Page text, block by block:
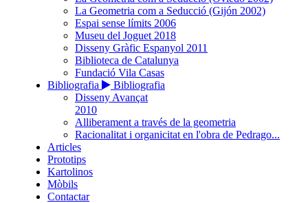
La Geometria com a Seducció (Gijón 2002)
Espai sense límits 2006
Museu del Joguet 2018
Disseny Gràfic Espanyol 2011
Biblioteca de Catalunya
Fundació Vila Casas
Bibliografia
Bibliografia
Disseny Avançat
2010
Alliberament a través de la geometria
Racionalitat i organicitat en l'obra de Pedrago...
Articles
Prototips
Kartolinos
Mòbils
Contactar